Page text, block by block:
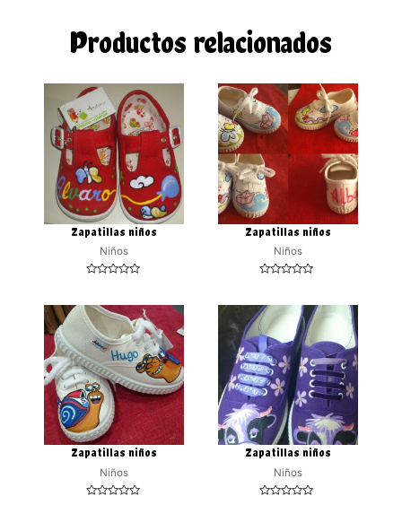
Productos relacionados
Zapatillas niños
Niños
0
de
5
Zapatillas niños
Niños
0
de
5
Zapatillas niños
Niños
Zapatillas niños
Niños